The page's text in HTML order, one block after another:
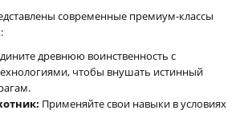
современные премиум-классы
древнюю воинственность с
чтобы внушать истинный
Применяйте свои навыки в условиях